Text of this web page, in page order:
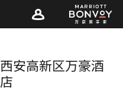
西安高新区万豪酒
店